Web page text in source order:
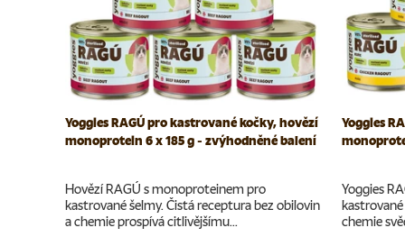
Yoggies RAGÚ pro kastrované kočky, hovězí
monoprotein 6 x 185 g - zvýhodněné balení
Hovězí RAGÚ s monoproteinem pro
kastrované šelmy. Čistá receptura bez obilovin
a chemie prospívá citlivějšímu...
Yoggies
Yoggies
chemie